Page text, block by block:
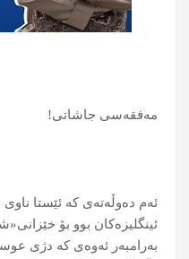
مەفقەسی جاشاتی!
ئەم دەوڵەتەی کە ئێستا
ئینگلیزەکان بوو بۆ
بەرامبەر ئەوەی کە دژی